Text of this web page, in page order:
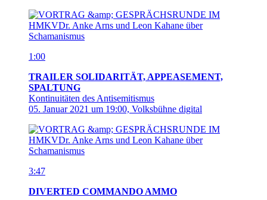
1:00
TRAILER SOLIDARITÄT, APPEASEMENT,
SPALTUNG
Kontinuitäten des Antisemitismus
05. Januar 2021 um 19:00, Volksbühne digital
3:47
DIVERTED COMMANDO AMMO